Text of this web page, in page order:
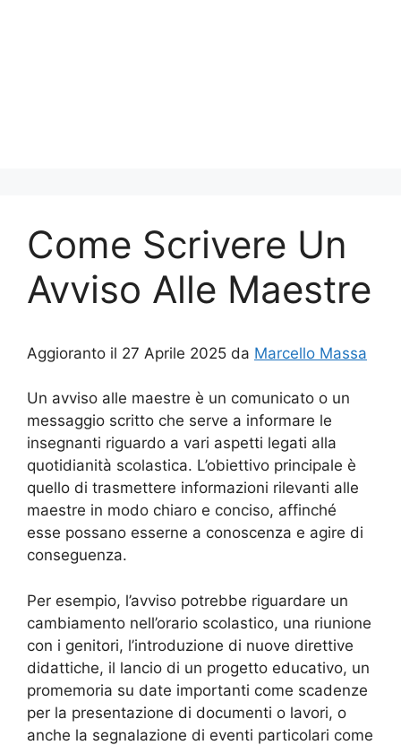
Come Scrivere Un
Avviso Alle Maestre
Aggioranto il 27 Aprile 2025 da Marcello Massa
Un avviso alle maestre è un comunicato o un
messaggio scritto che serve a informare le
insegnanti riguardo a vari aspetti legati alla
quotidianità scolastica. L’obiettivo principale è
quello di trasmettere informazioni rilevanti alle
maestre in modo chiaro e conciso, affinché
esse possano esserne a conoscenza e agire di
conseguenza.
Per esempio, l’avviso potrebbe riguardare un
cambiamento nell’orario scolastico, una riunione
con i genitori, l’introduzione di nuove direttive
didattiche, il lancio di un progetto educativo, un
promemoria su date importanti come scadenze
per la presentazione di documenti o lavori, o
anche la segnalazione di eventi particolari come